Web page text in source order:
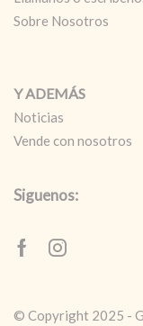
Sobre Nosotros
Y ADEMÁS
Noticias
Vende con nosotros
Siguenos:
FacebookInstagram
© Copyright 2025 -